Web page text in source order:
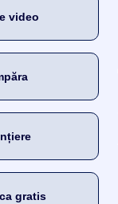
video
gratis